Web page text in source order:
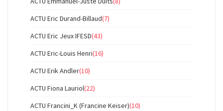
ACTU Eric Durand-Billaud(7)
ACTU Eric Jeux IFESD(43)
ACTU Eric-Louis Henri(16)
ACTU Erik Andler(10)
ACTU Fiona Lauriol(22)
ACTU Francini_K (Francine Keiser)(10)